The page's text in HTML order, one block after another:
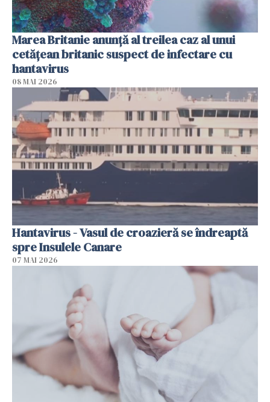
Marea Britanie anunţă al treilea caz al unui
cetăţean britanic suspect de infectare cu
hantavirus
08 MAI 2026
Hantavirus - Vasul de croazieră se îndreaptă
spre Insulele Canare
07 MAI 2026